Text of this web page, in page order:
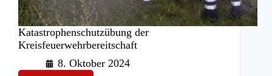
Katastrophenschutzübung der
Kreisfeuerwehrbereitschaft
8. Oktober 2024